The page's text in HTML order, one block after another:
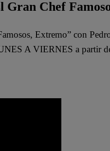
Chef
Extremo” con
A VIERNES a partir